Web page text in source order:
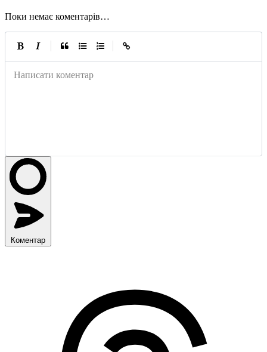
Поки немає коментарів…
Написати коментар
Коментар